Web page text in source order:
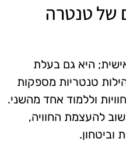
של טנטרה
היא גם בעלת
טנטריות מספקות
וללמוד אחד מהשני.
להעצמת החוויה,
וביטחון.